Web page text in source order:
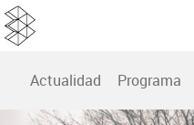
Actualidad Programa